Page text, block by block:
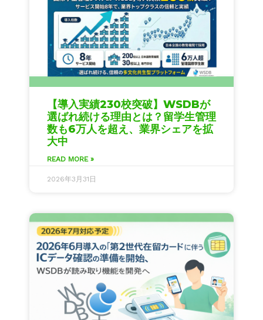
【導入実績230校突破】WSDBが
選ばれ続ける理由とは？留学生管理
数も6万人を超え、業界シェアを拡
大中
READ MORE »
2026年3月31日